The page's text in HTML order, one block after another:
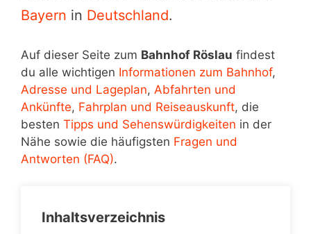
Bayern in Deutschland.
Auf dieser Seite zum Bahnhof Röslau findest
du alle wichtigen Informationen zum Bahnhof,
Adresse und Lageplan, Abfahrten und
Ankünfte, Fahrplan und Reiseauskunft, die
besten Tipps und Sehenswürdigkeiten in der
Nähe sowie die häufigsten Fragen und
Antworten (FAQ).
Inhaltsverzeichnis